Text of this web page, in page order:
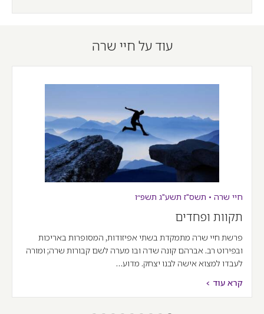
עוד על חיי שרה
חיי שרה • תשס"ז תשע"ג תשפ״ו
תקוות ופחדים
פרשת חיי שרה מתמקדת בשתי אפיזודות, המסופרות באריכות
ובפירוט רב. אברהם קונה שדה ובו מערה לשם קבורות שרה; ומורה
לעבדו למצוא אישה לבנו יצחק. מדוע…
קרא עוד >